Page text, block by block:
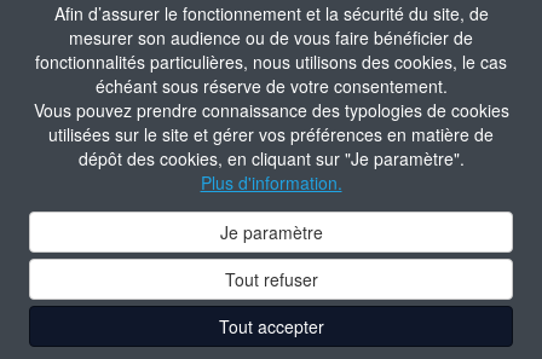
Afin d’assurer le fonctionnement et la sécurité du site, de
mesurer son audience ou de vous faire bénéficier de
fonctionnalités particulières, nous utilisons des cookies, le cas
échéant sous réserve de votre consentement.
Vous pouvez prendre connaissance des typologies de cookies
utilisées sur le site et gérer vos préférences en matière de
dépôt des cookies, en cliquant sur "Je paramètre".
Plus d'information.
Je paramètre
Tout refuser
Tout accepter